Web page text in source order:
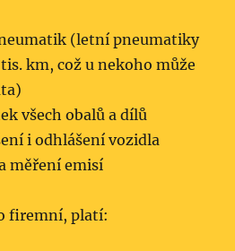
(letní pneumatiky
km, což u nekoho může
všech obalů a dílů
i odhlášení vozidla
měření emisí
firemní, platí: